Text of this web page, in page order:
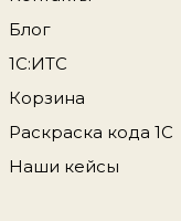
Блог
1С:ИТС
Корзина
Раскраска кода 1С
Наши кейсы